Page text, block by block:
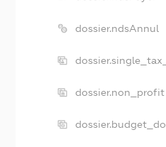
dossier.ndsAnnul
dossier.non_profit